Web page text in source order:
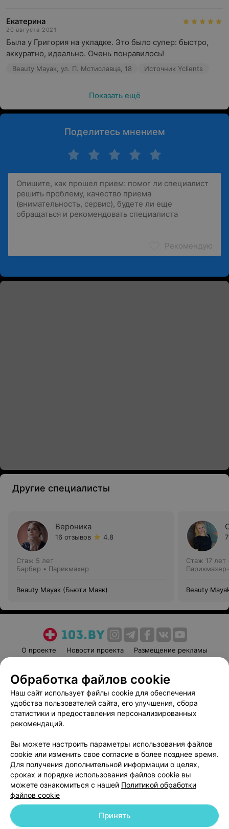
Екатерина
20 августа 2021
Была у Григория на укладке. Это было супер: быстро,
аккуратно, идеально. Очень понравилось!
Beauty Mayak, ул. П. Мстиславца, 18 Источник Yclients
Показать ещё
Поделитесь мнением
Рекомендую
Другие специалисты
Вероника
16 отзывов 4.8
Стаж 5 лет
Барбер • Парикмахер
Beauty Mayak (Бьюти Маяк)
Стаж 17 лет
Beauty
О проекте Новости проекта
Размещение рекламы
Пользовательское соглашение
Способы оплаты
Вакансии
Партнеры
Написать руководителю 103.by
Обработка персональных данных
© 2026 ООО «Артокс Лаб», УНП 191700409
| 220012, Республика Беларусь,
Обработка файлов cookie
Наш сайт использует файлы cookie для обеспечения
удобства пользователей сайта, его улучшения, сбора
статистики и предоставления персонализированных
рекомендаций.
Вы можете настроить параметры использования файлов
cookie или изменить свое согласие в более позднее время.
Для получения дополнительной информации о целях,
сроках и порядке использования файлов cookie вы
можете ознакомиться с нашей Политикой обработки
файлов cookie
Принять